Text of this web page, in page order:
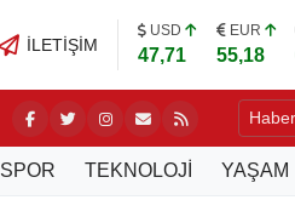
İLETIŞIM
USD
47,71
EUR
55,18
BATMAN’DA YILLARIN
SPOR TEKNOLOJİ YAŞAM